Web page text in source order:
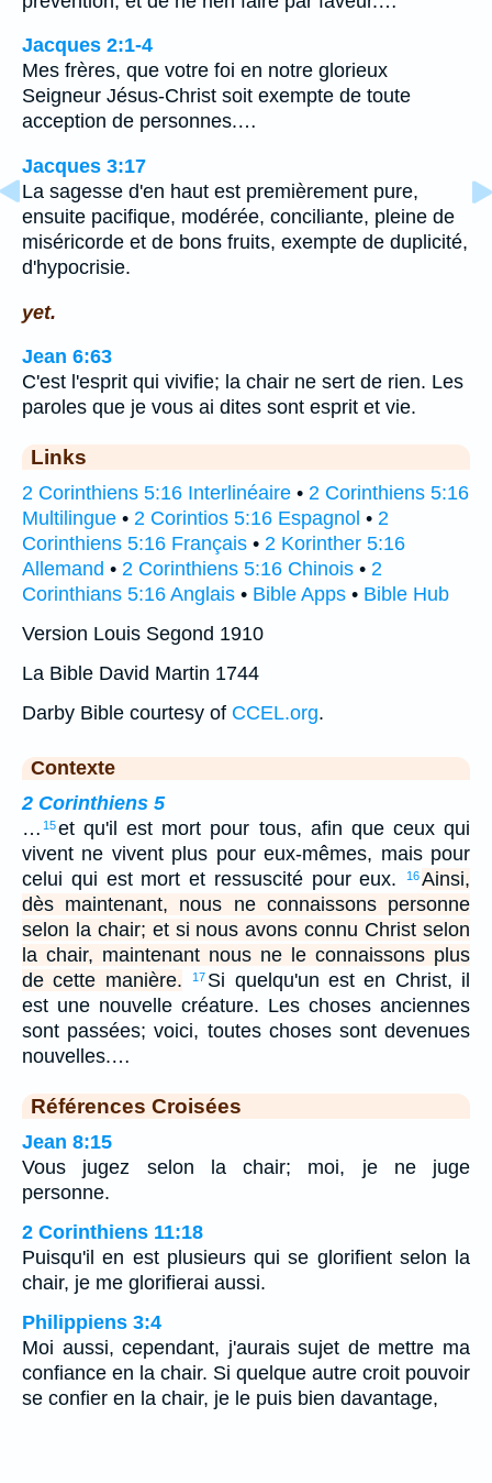
Jacques 2:1-4
Mes frères, que votre foi en notre glorieux
Seigneur Jésus-Christ soit exempte de toute
acception de personnes.…
Jacques 3:17
La sagesse d'en haut est premièrement pure,
ensuite pacifique, modérée, conciliante, pleine de
miséricorde et de bons fruits, exempte de duplicité,
d'hypocrisie.
yet.
Jean 6:63
C'est l'esprit qui vivifie; la chair ne sert de rien. Les
paroles que je vous ai dites sont esprit et vie.
Links
2 Corinthiens 5:16 Interlinéaire • 2 Corinthiens 5:16
Multilingue • 2 Corintios 5:16 Espagnol • 2
Corinthiens 5:16 Français • 2 Korinther 5:16
Allemand • 2 Corinthiens 5:16 Chinois • 2
Corinthians 5:16 Anglais • Bible Apps • Bible Hub
Version Louis Segond 1910
La Bible David Martin 1744
Darby Bible courtesy of CCEL.org.
Contexte
2 Corinthiens 5
… 15et qu'il est mort pour tous, afin que ceux qui
vivent ne vivent plus pour eux-mêmes, mais pour
celui qui est mort et ressuscité pour eux.
16Ainsi,
dès maintenant, nous ne connaissons personne
selon la chair; et si nous avons connu Christ selon
la chair, maintenant nous ne le connaissons plus
de cette manière.
17 Si quelqu'un est en Christ, il
est une nouvelle créature. Les choses anciennes
sont passées; voici, toutes choses sont devenues
nouvelles.…
Références Croisées
Jean 8:15
Vous jugez selon la chair; moi, je ne juge
personne.
2 Corinthiens 11:18
Puisqu'il en est plusieurs qui se glorifient selon la
chair, je me glorifierai aussi.
Philippiens 3:4
Moi aussi, cependant, j'aurais sujet de mettre ma
confiance en la chair. Si quelque autre croit pouvoir
se confier en la chair, je le puis bien davantage,